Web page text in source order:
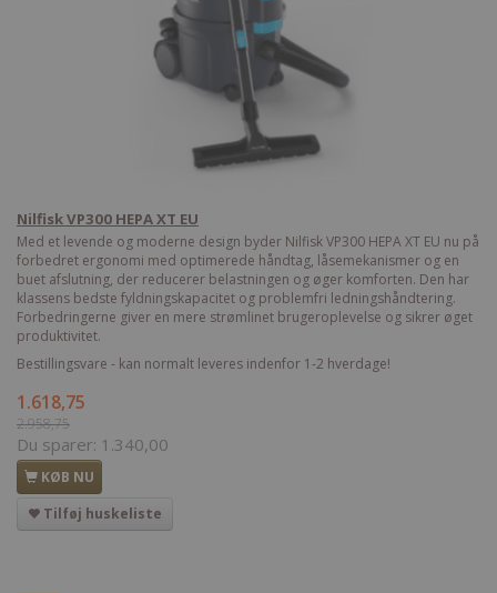
Nilfisk VP300 HEPA XT EU
Med et levende og moderne design byder Nilfisk VP300 HEPA XT EU nu på
forbedret ergonomi med optimerede håndtag, låsemekanismer og en
buet afslutning, der reducerer belastningen og øger komforten. Den har
klassens bedste fyldningskapacitet og problemfri ledningshåndtering.
Forbedringerne giver en mere strømlinet brugeroplevelse og sikrer øget
produktivitet.
Bestillingsvare - kan normalt leveres indenfor 1-2 hverdage!
1.618,75
2.958,75
Du sparer: 1.340,00
KØB NU
Tilføj huskeliste